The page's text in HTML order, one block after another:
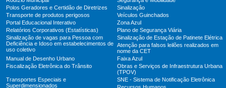
Polos Geradores e Certidão de Diretrizes
Sinalização
Transporte de produtos perigosos
Veículos Guinchados
Portal Educacional Interativo
Zona Azul
Relatórios Corporativos (Estatísticas)
Plano de Segurança Viária
Sinalização de vagas para Pessoa com
Deficiência e Idoso em estabelecimentos de
uso coletivo
Sinalização de Estação de Patinete Elétrica
Atenção para falsos leilões realizados em
nome da CET
Manual de Desenho Urbano
Faixa Azul
Fiscalização Eletrônica do Trânsito
Obras e Serviços de Infraestrutura Urbana
(TPOV)
Transportes Especiais e
Superdimensionados
SNE - Sistema de Notificação Eletrônica